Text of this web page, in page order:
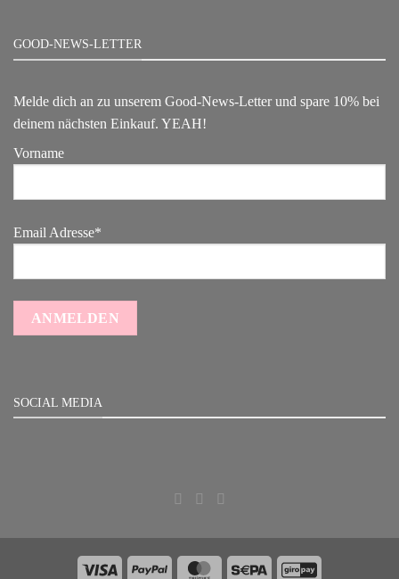
GOOD-NEWS-LETTER
Melde dich an zu unserem Good-News-Letter und spare 10% bei
deinem nächsten Einkauf. YEAH!
Vorname
Email Adresse*
SOCIAL MEDIA
Visa PayPal MasterCard Sepa GiroPay